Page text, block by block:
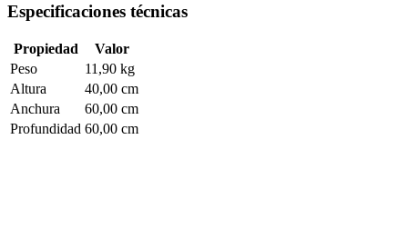
Especificaciones técnicas
Propiedad
Valor
Peso
11,90 kg
Altura
40,00 cm
Anchura
60,00 cm
Profundidad 60,00 cm